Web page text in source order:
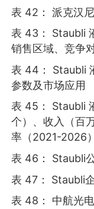
表 42： 派克汉
表 43： Staubli
销售区域、竞争
表 44： Staubli
参数及市场应用
表 45： Staubli
个）、收入（百
率（2021-2026）
表 46： Staubli
表 47： Staubli
表 48： 中航光